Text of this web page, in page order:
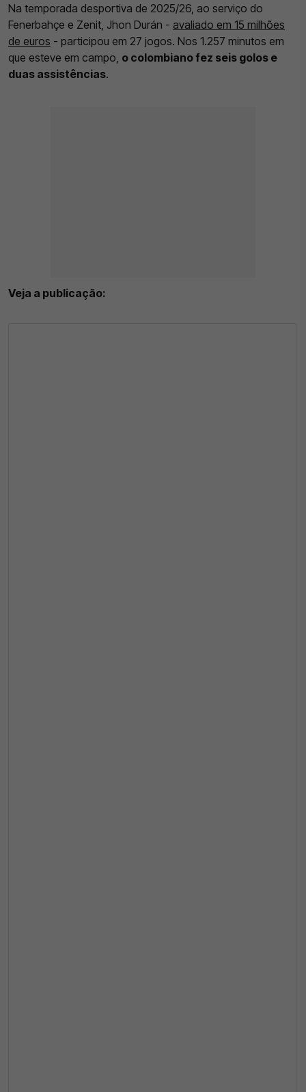
Na temporada desportiva de 2025/26, ao serviço do
Fenerbahçe e Zenit, Jhon Durán - avaliado em 15 milhões
de euros - participou em 27 jogos. Nos 1.257 minutos em
que esteve em campo, o colombiano fez seis golos e
duas assistências.
Veja a publicação: